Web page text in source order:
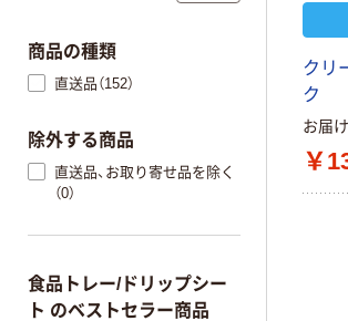
クリ
ク
お届
￥
商品の種類
直送品（152）
除外する商品
直送品、お取り寄せ品を除く
（0）
食品トレー/ドリップシー
ト のベストセラー商品